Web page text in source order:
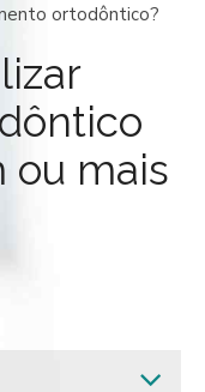
ortodôntico?
ou mais